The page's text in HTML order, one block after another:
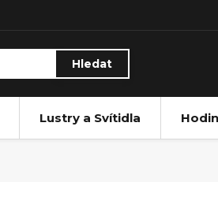
Hledat
Lustry a Svítidla